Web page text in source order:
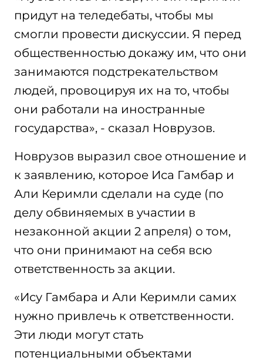
придут на теледебаты, чтобы мы
смогли провести дискуссии. Я перед
общественностью докажу им, что они
занимаются подстрекательством
людей, провоцируя их на то, чтобы
они работали на иностранные
государства», - сказал Новрузов.
Новрузов выразил свое отношение и
к заявлению, которое Иса Гамбар и
Али Керимли сделали на суде (по
делу обвиняемых в участии в
незаконной акции 2 апреля) о том,
что они принимают на себя всю
ответственность за акции.
«Ису Гамбара и Али Керимли самих
нужно привлечь к ответственности.
Эти люди могут стать
потенциальными объектами